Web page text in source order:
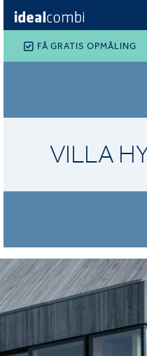
FÅ GRATIS OPMÅLING
VILLA